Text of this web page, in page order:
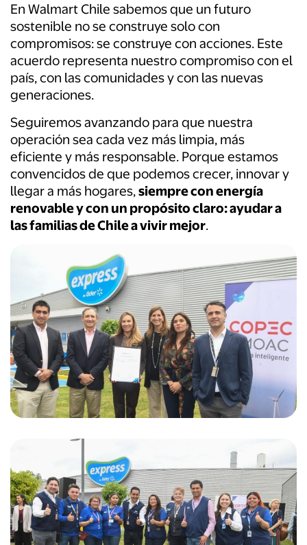
En Walmart Chile sabemos que un futuro
sostenible no se construye solo con
compromisos: se construye con acciones. Este
acuerdo representa nuestro compromiso con el
país, con las comunidades y con las nuevas
generaciones.
Seguiremos avanzando para que nuestra
operación sea cada vez más limpia, más
eficiente y más responsable. Porque estamos
convencidos de que podemos crecer, innovar y
llegar a más hogares,siempre con energía
renovable y con un propósito claro: ayudar a
las familias de Chile a vivir mejor.